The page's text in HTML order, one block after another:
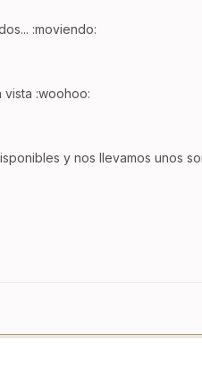
:moviendo:
:woohoo:
y nos llevamos unos